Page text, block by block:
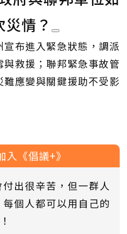
情？
布進入緊急狀態，調派
與救援；聯邦緊急事故管
難應變與關鍵援助不受影
《倡議+》
付出很辛苦，但一群人
個人都可以用自己的